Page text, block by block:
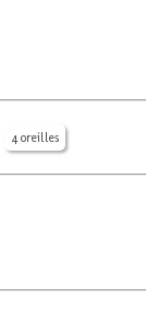
4 oreilles